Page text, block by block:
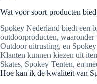
Wat voor soort producten
Spokey Nederland biedt een
outdoorproducten, waaronder
Outdoor uitrusting, en
Klanten kunnen kiezen uit
Skates, Spokey Tenten, en
Hoe kan ik de kwaliteit van